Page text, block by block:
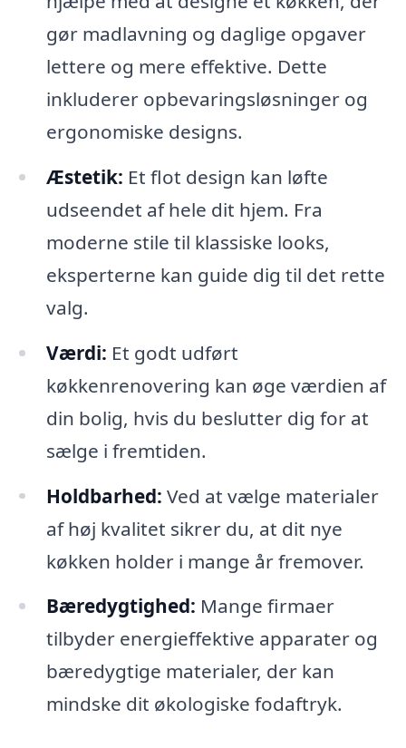
gør madlavning og daglige opgaver
lettere og mere effektive. Dette
inkluderer opbevaringsløsninger og
ergonomiske designs.
Æstetik: Et flot design kan løfte
udseendet af hele dit hjem. Fra
moderne stile til klassiske looks,
eksperterne kan guide dig til det rette
valg.
Værdi: Et godt udført
køkkenrenovering kan øge værdien af
din bolig, hvis du beslutter dig for at
sælge i fremtiden.
Holdbarhed: Ved at vælge materialer
af høj kvalitet sikrer du, at dit nye
køkken holder i mange år fremover.
Bæredygtighed: Mange firmaer
tilbyder energieffektive apparater og
bæredygtige materialer, der kan
mindske dit økologiske fodaftryk.